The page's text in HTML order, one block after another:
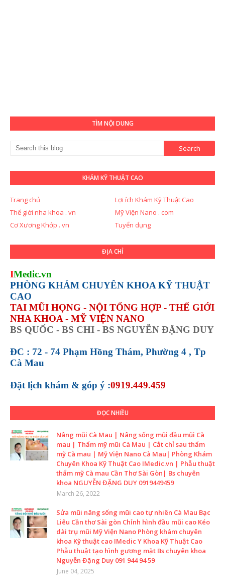
TÌM NỘI DUNG
KHÁM KỸ THUẬT CAO
Trang chủ
Lợi ích Khám Kỹ Thuật Cao
Thế giới nha khoa . vn
Mỹ Viện Nano . com
Cơ Xương Khớp . vn
Tuyển dụng
ĐỊA CHỈ
IMedic.vn
PHÒNG KHÁM CHUYÊN KHOA KỸ THUẬT
CAO
TAI MŨI HỌNG - NỘI TỔNG HỢP - THẾ GIỚI
NHA KHOA - MỸ VIỆN NANO
BS QUỐC - BS CHI - BS NGUYỄN ĐẶNG DUY
ĐC : 72 - 74 Phạm Hồng Thám, Phường 4 , Tp
Cà Mau
Đặt lịch khám & góp ý :0919.449.459
ĐỌC NHIỀU
Nâng mũi Cà Mau | Nâng sống mũi đầu mũi Cà
mau | Thẩm mỹ mũi Cà Mau | Cắt chỉ sau thẩm
mỹ Cà mau | Mỹ Viện Nano Cà Mau| Phòng Khám
Chuyên Khoa Kỹ Thuật Cao IMedic.vn | Phẫu thuật
thẩm mỹ Cà mau Cần Thơ Sài Gòn| Bs chuyên
khoa NGUYỄN ĐẶNG DUY 0919449459
March 26, 2022
Sửa mũi nâng sống mũi cao tự nhiên Cà Mau Bạc
Liêu Cần thơ Sài gòn Chỉnh hình đầu mũi cao Kéo
dài trụ mũi Mỹ Viện Nano Phòng khám chuyên
khoa Kỹ thuật cao IMedic Y Khoa Kỹ Thuật Cao
Phẫu thuật tạo hình gương mặt Bs chuyên khoa
Nguyễn Đặng Duy 091 944 94 59
June 04, 2025